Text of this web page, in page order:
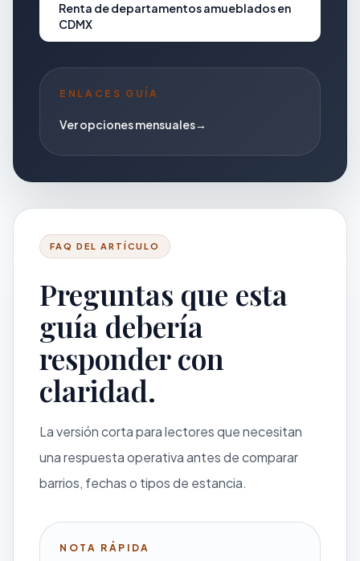
Renta de departamentos amueblados en
CDMX
ENLACES GUÍA
Ver opciones mensuales→
FAQ DEL ARTÍCULO
Preguntas que esta
guía debería
responder con
claridad.
La versión corta para lectores que necesitan
una respuesta operativa antes de comparar
barrios, fechas o tipos de estancia.
NOTA RÁPIDA